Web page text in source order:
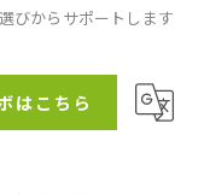
びからサポートします
はこちら